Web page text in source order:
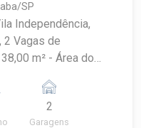
SP
Independência,
Vagas de
m² - Área do
local. -
e principais
2
Garagens